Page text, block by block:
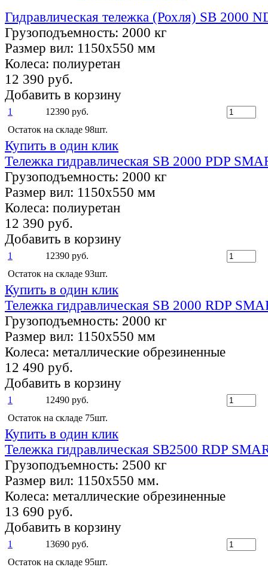
Гидравлическая тележка (Рохля) SB 2000
Грузоподъемность: 2000 кг
Размер вил: 1150х550 мм
Колеса: полиуретан
12 390 руб.
Добавить в корзину
1
12390 руб.
Остаток на складе 98шт.
Купить в один клик
Тележка гидравлическая SB 2000 РDP
Грузоподъемность: 2000 кг
Размер вил: 1150х550 мм
Колеса: полиуретан
12 390 руб.
Добавить в корзину
1
12390 руб.
Остаток на складе 93шт.
Купить в один клик
Тележка гидравлическая SB 2000 RDP
Грузоподъемность: 2000 кг
Размер вил: 1150х550 мм
Колеса: металлические обрезиненные
12 490 руб.
Добавить в корзину
1
12490 руб.
Остаток на складе 75шт.
Купить в один клик
Тележка гидравлическая SB2500 RDP
Грузоподъемность: 2500 кг
Размер вил: 1150х550 мм.
Колеса: металлические обрезиненные
13 690 руб.
Добавить в корзину
1
13690 руб.
Остаток на складе 95шт.